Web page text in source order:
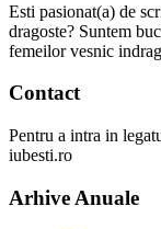
Esti pasionat(a) de
dragoste? Suntem
femeilor vesnic
Contact
Pentru a intra in
iubesti.ro
Arhive Anuale